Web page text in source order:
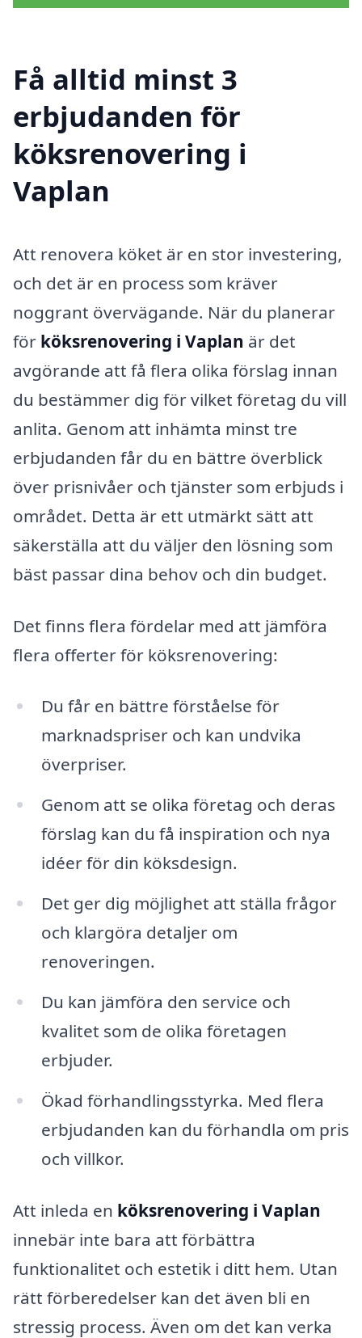
Få alltid minst 3
erbjudanden för
köksrenovering i
Vaplan
Att renovera köket är en stor investering,
och det är en process som kräver
noggrant övervägande. När du planerar
för köksrenovering i Vaplan är det
avgörande att få flera olika förslag innan
du bestämmer dig för vilket företag du vill
anlita. Genom att inhämta minst tre
erbjudanden får du en bättre överblick
över prisnivåer och tjänster som erbjuds i
området. Detta är ett utmärkt sätt att
säkerställa att du väljer den lösning som
bäst passar dina behov och din budget.
Det finns flera fördelar med att jämföra
flera offerter för köksrenovering:
Du får en bättre förståelse för
marknadspriser och kan undvika
överpriser.
Genom att se olika företag och deras
förslag kan du få inspiration och nya
idéer för din köksdesign.
Det ger dig möjlighet att ställa frågor
och klargöra detaljer om
renoveringen.
Du kan jämföra den service och
kvalitet som de olika företagen
erbjuder.
Ökad förhandlingsstyrka. Med flera
erbjudanden kan du förhandla om pris
och villkor.
Att inleda en köksrenovering i Vaplan
innebär inte bara att förbättra
funktionalitet och estetik i ditt hem. Utan
rätt förberedelser kan det även bli en
stressig process. Även om det kan verka